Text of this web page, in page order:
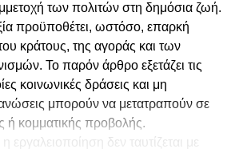
των πολιτών στη δημόσια ζωή.
προϋποθέτει, ωστόσο, επαρκή
κράτους, της αγοράς και των
Το παρόν άρθρο εξετάζει τις
κοινωνικές δράσεις και μη
μπορούν να μετατραπούν σε
κομματικής προβολής.
εργαλειοποίηση δεν ταυτίζεται με